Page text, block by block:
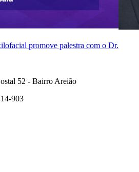
promove palestra com o Dr.
52 - Bairro Areião
903